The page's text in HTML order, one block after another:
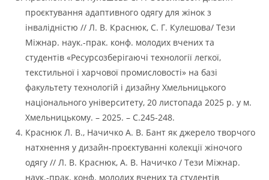
проєктування адаптивного одягу для жінок з
інвалідністю // Л. В. Краснюк, С. Г. Кулешова/ Тези
Міжнар. наук.-прак. конф. молодих вчених та
студентів «Ресурсозберігаючі технології легкої,
текстильної і харчової промисловості» на базі
факультету технологій і дизайну Хмельницького
національного університету, 20 листопада 2025 р. у м.
Хмельницькому. – 2025. – С.245-248.
Краснюк Л. В., Начичко А. В. Бант як джерело творчого
натхнення у дизайн-проєктуванні колекції жіночого
одягу // Л. В. Краснюк, А. В. Начичко / Тези Міжнар.
наук.-прак. конф. молодих вчених та студентів